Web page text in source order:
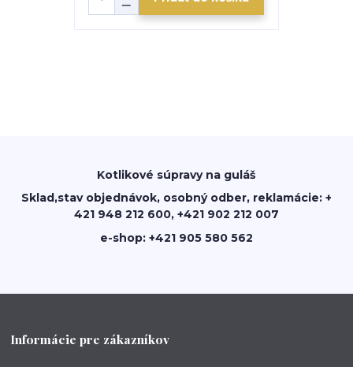
Kotlikové súpravy na guláš
Sklad,stav objednávok, osobný odber, reklamácie: +
421 948 212 600, +421 902 212 007
e-shop: +421 905 580 562
Informácie pre zákazníkov